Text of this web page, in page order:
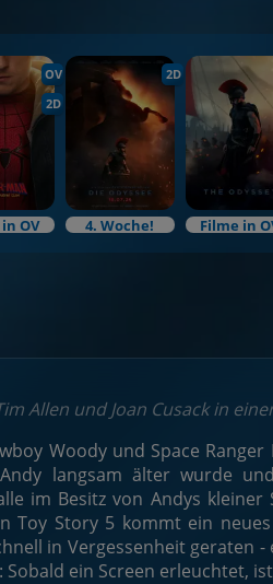
OV
2D
OV
2D
4. Woche! Filme in
Allen und Joan Cusack in
Woody und Space
langsam älter wurde
im Besitz von Andys
Toy Story 5 kommt ein
in Vergessenheit geraten
Sobald ein Screen erleuchtet,